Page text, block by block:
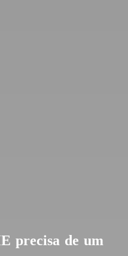
precisa de um